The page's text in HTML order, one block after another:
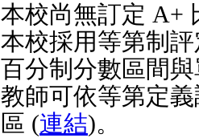
本校尚無訂定 A+
本校採用等第制
百分制分數區間
教師可依等第定
區 (連結)。